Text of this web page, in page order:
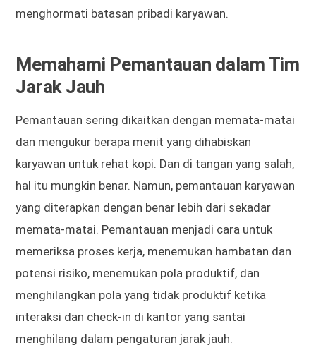
menghormati batasan pribadi karyawan.
Memahami Pemantauan dalam Tim
Jarak Jauh
Pemantauan sering dikaitkan dengan memata-matai
dan mengukur berapa menit yang dihabiskan
karyawan untuk rehat kopi. Dan di tangan yang salah,
hal itu mungkin benar. Namun, pemantauan karyawan
yang diterapkan dengan benar lebih dari sekadar
memata-matai. Pemantauan menjadi cara untuk
memeriksa proses kerja, menemukan hambatan dan
potensi risiko, menemukan pola produktif, dan
menghilangkan pola yang tidak produktif ketika
interaksi dan check-in di kantor yang santai
menghilang dalam pengaturan jarak jauh.